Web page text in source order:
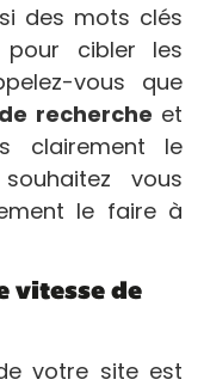
des mots clés
pour cibler les
vous que
recherche et
clairement le
vous
le faire à
vitesse de
votre site est